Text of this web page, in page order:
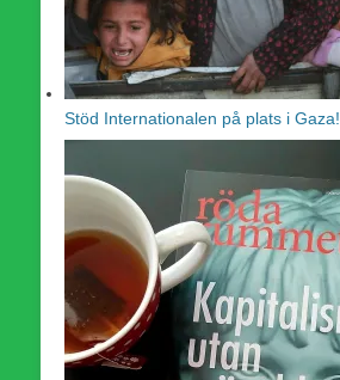
Stöd Internationalen på plats i Gaza!